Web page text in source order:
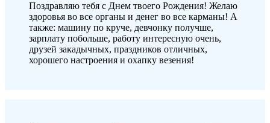
Поздравляю тебя с Днем твоего Рождения! Желаю
здоровья во все органы и денег во все карманы! А
также: машину по круче, девчонку получше,
зарплату побольше, работу интересную очень,
друзей закадычных, праздников отличных,
хорошего настроения и охапку везения!